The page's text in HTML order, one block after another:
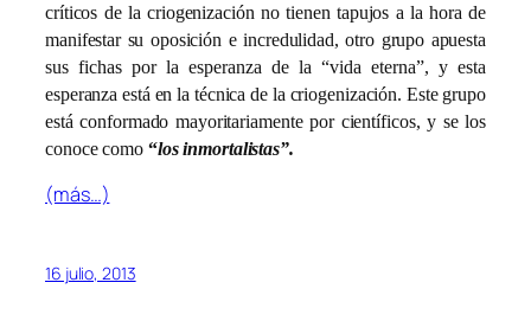
críticos de la criogenización no tienen tapujos a la hora de
manifestar su oposición e incredulidad, otro grupo apuesta
sus fichas por la esperanza de la “vida eterna”, y esta
esperanza está en la técnica de la criogenización. Este grupo
está conformado mayoritariamente por científicos, y se los
conoce como “los inmortalistas”.
(más…)
16 julio, 2013